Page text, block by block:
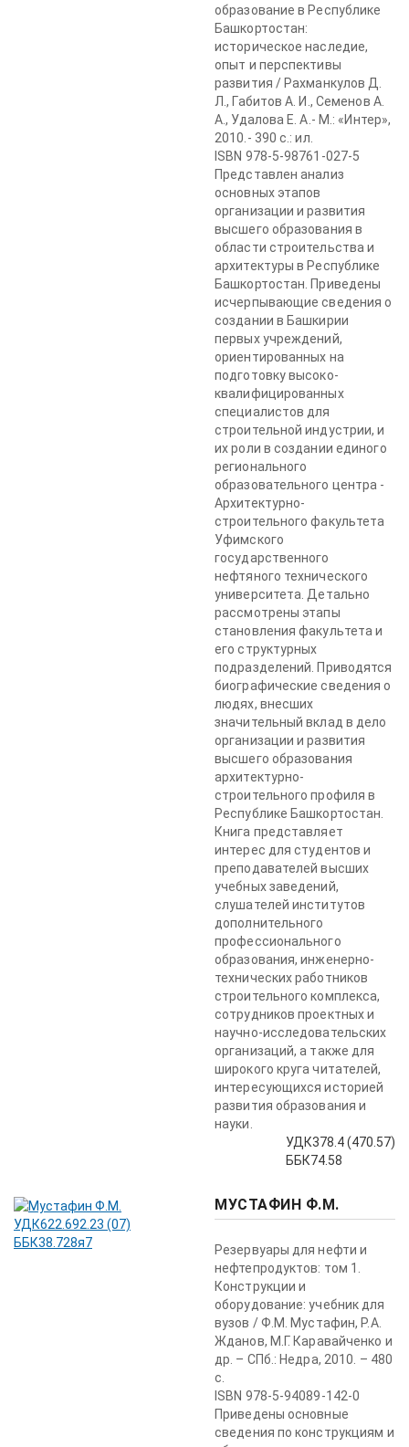
образование в Республике
Башкортостан:
историческое наследие,
опыт и перспективы
развития / Рахманкулов Д.
Л., Габитов А. И., Семенов А.
А., Удалова Е. А.- М.: «Интер»,
2010.- 390 с.: ил.
ISBN 978-5-98761-027-5
Представлен анализ
основных этапов
организации и развития
высшего образования в
области строительства и
архитектуры в Республике
Башкортостан. Приведены
исчерпывающие сведения о
создании в Башкирии
первых учреждений,
ориентированных на
подготовку высоко-
квалифицированных
специалистов для
строительной индустрии, и
их роли в создании единого
регионального
образовательного центра -
Архитектурно-
строительного факультета
Уфимского
государственного
нефтяного технического
университета. Детально
рассмотрены этапы
становления факультета и
его структурных
подразделений. Приводятся
биографические сведения о
людях, внесших
значительный вклад в дело
организации и развития
высшего образования
архитектурно-
строительного профиля в
Республике Башкортостан.
Книга представляет
интерес для студентов и
преподавателей высших
учебных заведений,
слушателей институтов
дополнительного
профессионального
образования, инженерно-
технических работников
строительного комплекса,
сотрудников проектных и
научно-исследовательских
организаций, а также для
широкого круга читателей,
интересующихся историей
развития образования и
науки.
УДК378.4 (470.57)
ББК74.58
МУСТАФИН Ф.М.
Резервуары для нефти и
нефтепродуктов: том 1.
Конструкции и
оборудование: учебник для
вузов / Ф.М. Мустафин, Р.А.
Жданов, М.Г. Каравайченко и
др. – СПб.: Недра, 2010. – 480
с.
ISBN 978-5-94089-142-0
Приведены основные
сведения по конструкциям и